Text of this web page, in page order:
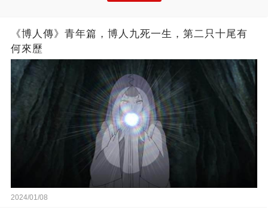
《博人傳》青年篇，博人九死一生，第二只十尾有
何來歷
2024/01/08